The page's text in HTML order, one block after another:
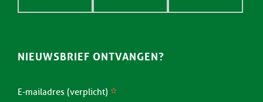
NIEUWSBRIEF ONTVANGEN?
E-mailadres (verplicht) *